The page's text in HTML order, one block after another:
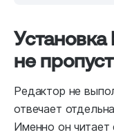
не
Редактор не
отвечает
Именно он